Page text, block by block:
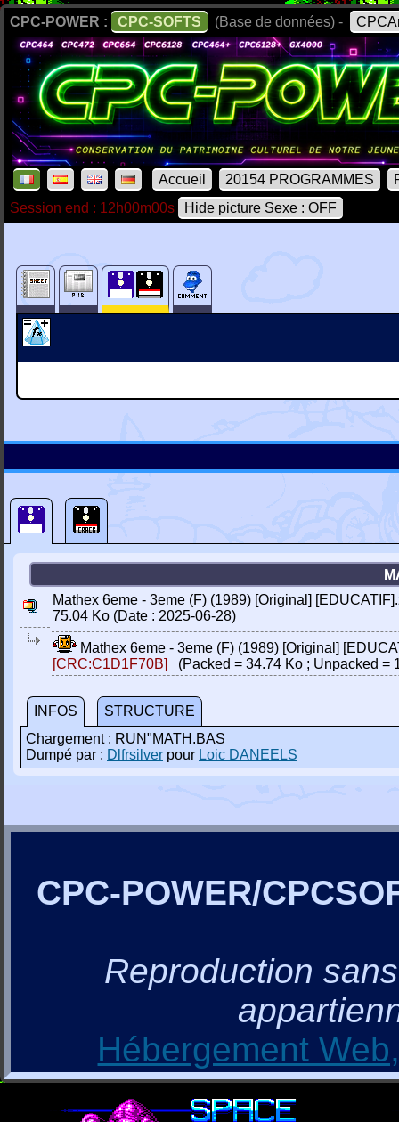
CPC-POWER : CPC-SOFTS (Base de données) -
Accueil 20154 PROGRAMMES
Session end : 12h00m00s
Hide picture Sexe : OFF
Mathex 6eme - 3eme (F) (1989) [Original]
75.04 Ko (Date : 2025-06-28)
Mathex 6eme - 3eme (F) (1989) [Original]
[CRC:C1D1F70B]
(Packed = 34.74 Ko ; Unpacked =
INFOS
STRUCTURE
Chargement : RUN"MATH.BAS
Dumpé par : Dlfrsilver pour Loic DANEELS
CPC-POWER/
Reproduction
Hébergement